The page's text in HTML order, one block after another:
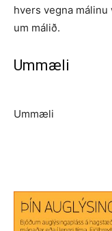
hvers vegna
um málið.
Ummæli
Ummæli